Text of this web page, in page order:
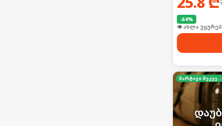
-64%
🛒 ბოლო 24სთ-
მარტივი შეკვეთა